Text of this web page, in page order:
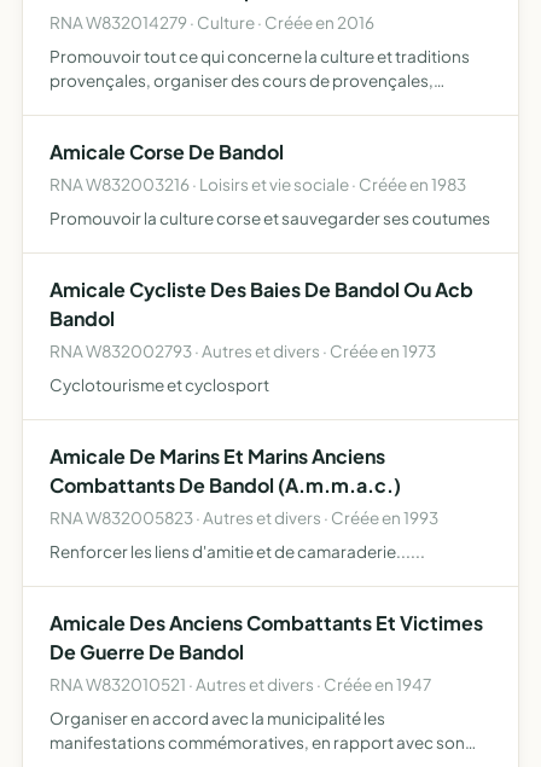
RNA W832014279 · Culture · Créée en 2016
Promouvoir tout ce qui concerne la culture et traditions
provençales, organiser des cours de provençales,
gastron…
Amicale Corse De Bandol
RNA W832003216 · Loisirs et vie sociale · Créée en 1983
Promouvoir la culture corse et sauvegarder ses coutumes
Amicale Cycliste Des Baies De Bandol Ou Acb
Bandol
RNA W832002793 · Autres et divers · Créée en 1973
Cyclotourisme et cyclosport
Amicale De Marins Et Marins Anciens
Combattants De Bandol (A.m.m.a.c.)
RNA W832005823 · Autres et divers · Créée en 1993
Renforcer les liens d'amitie et de camaraderie......
Amicale Des Anciens Combattants Et Victimes
De Guerre De Bandol
RNA W832010521 · Autres et divers · Créée en 1947
Organiser en accord avec la municipalité les
manifestations commémoratives, en rapport avec son